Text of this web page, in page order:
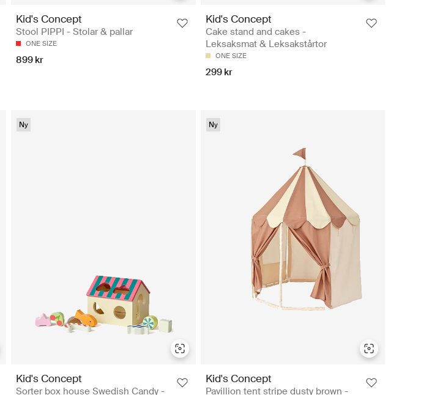
Kid's Concept
Stool PIPPI - Stolar & pallar
ONE SIZE
899 kr
Kid's Concept
Cake stand and cakes -
Leksaksmat & Leksakstårtor
ONE SIZE
299 kr
Ny
Kid's Concept
Sorter box house Swedish Candy -
Ny
Kid's Concept
Pavillion tent stripe dusty brown -